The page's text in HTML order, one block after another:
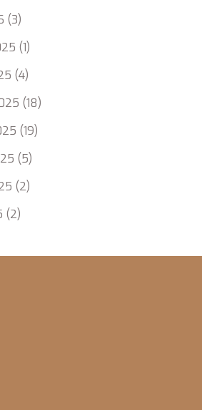
(3)
(1)
(4)
(18)
(19)
(5)
(2)
(2)